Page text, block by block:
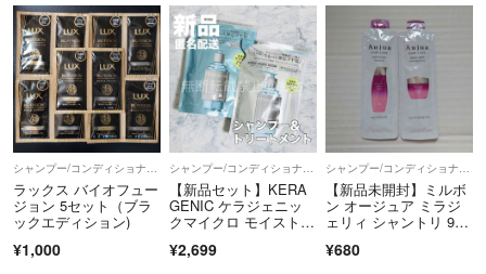
シャンプー/コンディショナーセット
ラックス バイオフュー
ジョン 5セット（ブラ
ックエディション)
¥1,000
シャンプー/コンディショナーセット
【新品セット】KERA
GENIC ケラジェニッ
クマイクロ モイストリ
リートメント 詰め替え
¥2,699
シャンプー/コンディショナーセット
【新品未開封】ミルボ
ン オージュア ミラジ
ェリィ シャントリ 9ミ
¥680